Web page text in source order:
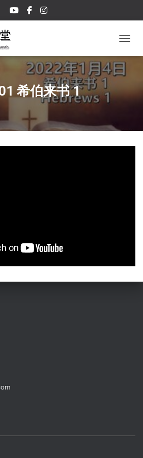
希伯来书 1